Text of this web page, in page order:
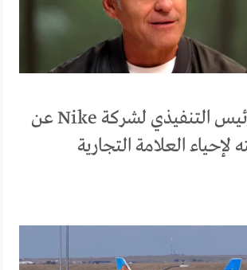
يتحدث الرئيس التنفيذي لشركة Nike عن
العلامة التجارية